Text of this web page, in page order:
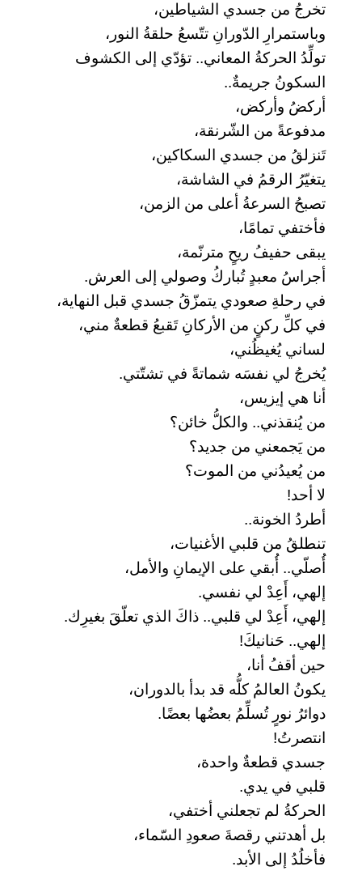
تخرجُ من جسدي الشياطين،
وباستمرارِ الدّورانِ تتّسعُ حلقةُ النور،
تولِّدُ الحركةُ المعاني.. تؤدّي إلى الكشوف
السكونُ جريمةٌ..
أركضُ وأركض،
مدفوعةً من الشّرنقة،
تَنزلقُ من جسدي السكاكين،
يتغيّرُ الرقمُ في الشاشة،
تصبحُ السرعةُ أعلى من الزمن،
فأختفي تمامًا،
يبقى حفيفُ ريحٍ مترنّمة،
أجراسُ معبدٍ تُباركُ وصولي إلى العرش.
في رحلةِ صعودي يتمزّقُ جسدي قبل النهاية،
في كلِّ ركنٍ من الأركانِ تَقبعُ قطعةٌ مني،
لساني يُغيظُني،
يُخرجُ لي نفسَه شماتةً في تشتّتي.
أنا هي إيزيس،
من يُنقذني.. والكلُّ خائن؟
من يَجمعني من جديد؟
من يُعيدُني من الموت؟
لا أحد!
أطردُ الخونة..
تنطلقُ من قلبي الأغنيات،
أُصلّي.. أُبقي على الإيمانِ والأمل،
إلهي، أَعِدْ لي نفسي.
إلهي، أَعِدْ لي قلبي.. ذاكَ الذي تعلّقَ بغيرِك.
إلهي.. حَنانيكَ!
حين أقفُ أنا،
يكونُ العالمُ كلُّه قد بدأ بالدوران،
دوائرُ نورٍ تُسلِّمُ بعضُها بعضًا.
انتصرتُ!
جسدي قطعةٌ واحدة،
قلبي في يدي.
الحركةُ لم تجعلني أختفي،
بل أهدتني رقصةَ صعودِ السّماء،
فأخلُدُ إلى الأبد.